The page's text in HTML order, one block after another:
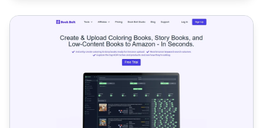
Programme d'affiliation Book Bolt